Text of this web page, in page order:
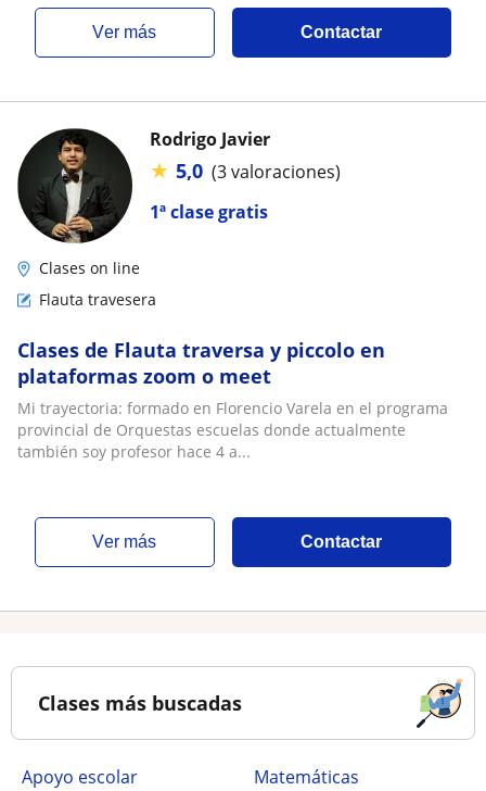
ver más Contactar
1ª clase gratis
Rodrigo Javier
★ 5,0 (3 valoraciones)
Clases on line
Flauta travesera
Clases de Flauta traversa y piccolo en
plataformas zoom o meet
Mi trayectoria: formado en Florencio Varela en el programa
provincial de Orquestas escuelas donde actualmente
también soy profesor hace 4 a...
ver más Contactar
Clases más buscadas
Apoyo escolar
Matemáticas